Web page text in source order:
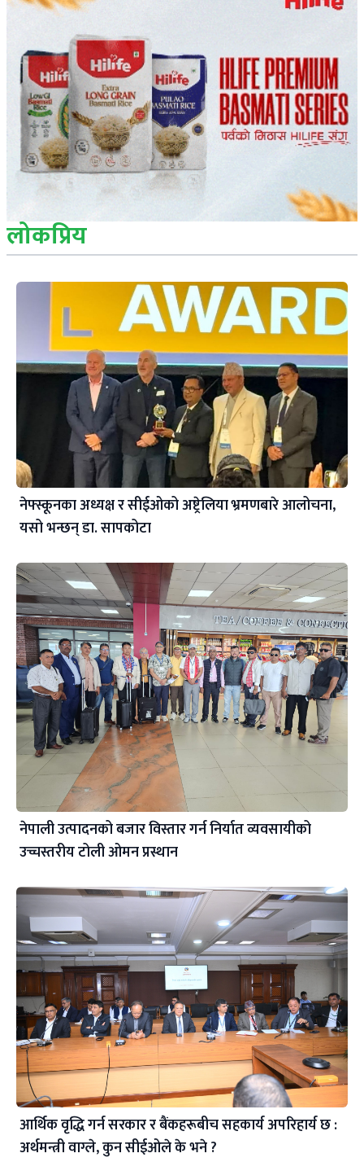
लोकप्रिय
नेफ्स्कूनका अध्यक्ष र सीईओको अष्ट्रेलिया भ्रमणबारे आलोचना,
यसो भन्छन् डा‍. सापकोटा
नेपाली उत्पादनको बजार विस्तार गर्न निर्यात व्यवसायीको
उच्चस्तरीय टोली ओमन प्रस्थान
आर्थिक वृद्धि गर्न सरकार र बैंकहरूबीच सहकार्य अपरिहार्य छ :
अर्थमन्त्री वाग्ले, कुन सीईओले के भने ?